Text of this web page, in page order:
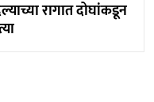
रागात दोघांकडून